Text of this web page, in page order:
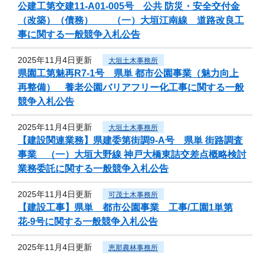
公建工第交建11-A01-005号 公共 防災・安全交付金
（改築）（債務） （一）大垣江南線 道路改良工
事に関する一般競争入札公告
2025年11月4日更新 大垣土木事務所
県園工第魅再R7-1号 県単 都市公園事業（魅力向上
再整備） 養老公園バリアフリー化工事に関する一般
競争入札公告
2025年11月4日更新 大垣土木事務所
【建設関連業務】県建委第街調9-A号 県単 街路調査
事業 （一）大垣大野線 神戸大橋東詰交差点概略検討
業務委託に関する一般競争入札公告
2025年11月4日更新 可茂土木事務所
【建設工事】県単 都市公園事業 工事/工園1単第
花-9号に関する一般競争入札公告
2025年11月4日更新 恵那農林事務所